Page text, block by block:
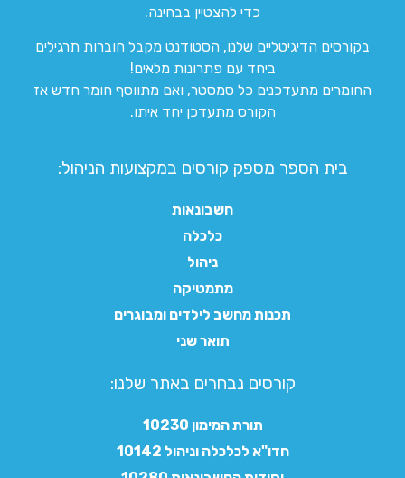
כדי להצטיין בבחינה.
בקורסים הדיגיטליים שלנו, הסטודנט מקבל חוברות תרגילים
ביחד עם פתרונות מלאים!
החומרים מתעדכנים כל סמסטר, ואם מתווסף חומר חדש אז
הקורס מתעדכן יחד איתו.
בית הספר מספק קורסים במקצועות הניהול:
חשבונאות
כלכלה
ניהול
מתמטיקה
תכנות מחשב לילדים ומבוגרים
תואר שני
קורסים נבחרים באתר שלנו:​
תורת המימון 10230
חדו"א לכלכלה וניהול 10142